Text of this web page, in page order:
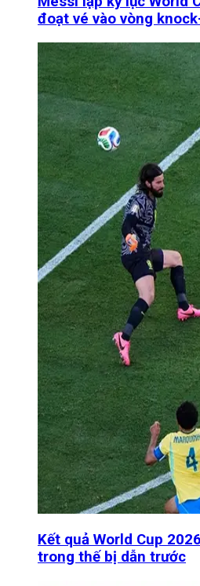
đoạt vé vào vòng
Kết quả World Cup
trong thế bị dẫn trước